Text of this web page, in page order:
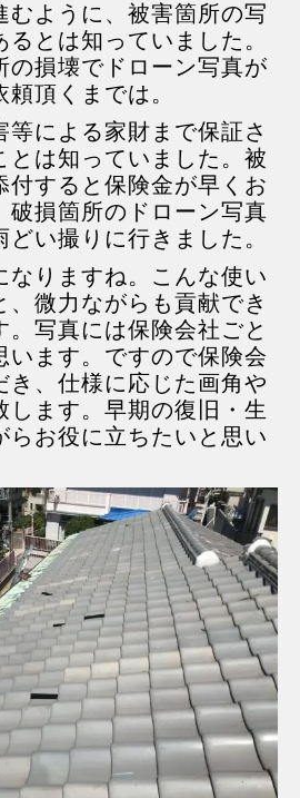
むように、被害箇所の写
とは知っていました。
の損壊でドローン写真が
頂くまでは。
等による家財まで保証さ
とは知っていました。被
付すると保険金が早くお
破損箇所のドローン写真
い撮りに行きました。
なりますね。こんな使い
、微力ながらも貢献でき
。写真には保険会社ごと
います。ですので保険会
き、仕様に応じた画角や
します。早期の復旧・生
らお役に立ちたいと思い